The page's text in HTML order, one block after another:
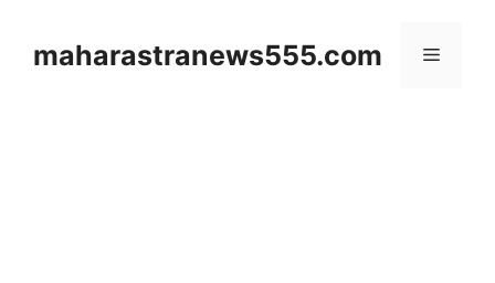
contentmaharastranews555.com Menu